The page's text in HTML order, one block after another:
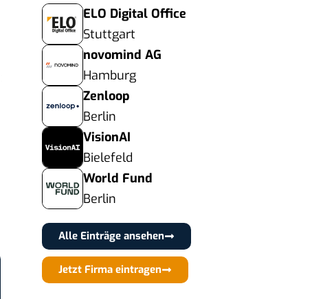
ELO Digital Office
Stuttgart
novomind AG
Hamburg
Zenloop
Berlin
VisionAI
Bielefeld
World Fund
Berlin
Alle Einträge ansehen
Jetzt Firma eintragen